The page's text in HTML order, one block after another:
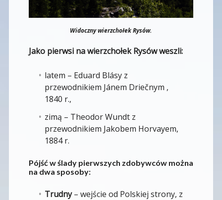
Widoczny wierzchołek Rysów.
Jako pierwsi na wierzchołek Rysów weszli:
latem – Eduard Blásy z
przewodnikiem Jánem Driečnym ,
1840 r.,
zimą – Theodor Wundt z
przewodnikiem Jakobem Horvayem,
1884 r.
Pójść w ślady pierwszych zdobywców można
na dwa sposoby:
Trudny– wejście od Polskiej strony, z